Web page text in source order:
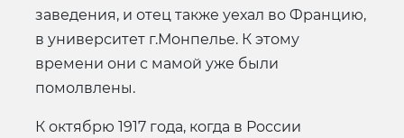
заведения, и отец также уехал во Францию,
в университет г.Монпелье. К этому
времени они с мамой уже были
помолвлены.
К октябрю 1917 года, когда в России